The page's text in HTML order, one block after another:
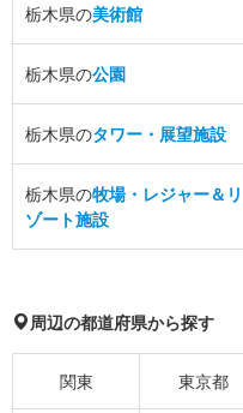
栃木県の美術館
栃木県の公園
栃木県のタワー・展望施設
栃木県の牧場・レジャー＆リ
ゾート施設
周辺の都道府県から探す
関東 東京都